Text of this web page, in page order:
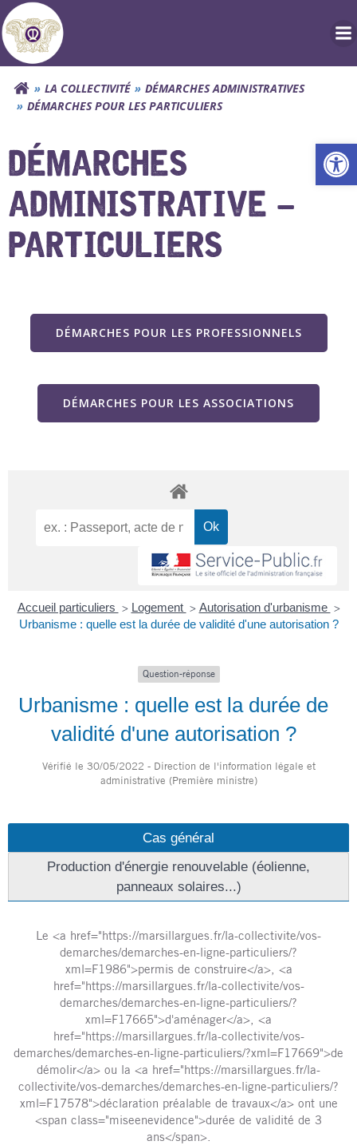
Aller
au
contenu
LA COLLECTIVITÉ
DÉMARCHES ADMINISTRATIVES
DÉMARCHES POUR LES PARTICULIERS
DÉMARCHES
ADMINISTRATIVE –
PARTICULIERS
DÉMARCHES POUR LES PROFESSIONNELS
DÉMARCHES POUR LES ASSOCIATIONS
Accueil particuliers > Logement > Autorisation d'urbanisme >
Urbanisme : quelle est la durée de validité d'une autorisation ?
Question-réponse
Urbanisme : quelle est la durée de
validité d'une autorisation ?
Vérifié le 30/05/2022 - Direction de l'information légale et
administrative (Première ministre)
Cas général
Production d'énergie renouvelable (éolienne,
panneaux solaires...)
Le <a href="https://marsillargues.fr/la-collectivite/vos-
demarches/demarches-en-ligne-particuliers/?
xml=F1986">permis de construire</a>, <a
href="https://marsillargues.fr/la-collectivite/vos-
demarches/demarches-en-ligne-particuliers/?
xml=F17665">d'aménager</a>, <a
href="https://marsillargues.fr/la-collectivite/vos-
demarches/demarches-en-ligne-particuliers/?xml=F17669">de
démolir</a> ou la <a href="https://marsillargues.fr/la-
collectivite/vos-demarches/demarches-en-ligne-particuliers/?
xml=F17578">déclaration préalable de travaux</a> ont une
<span class="miseenevidence">durée de validité de 3
ans</span>.